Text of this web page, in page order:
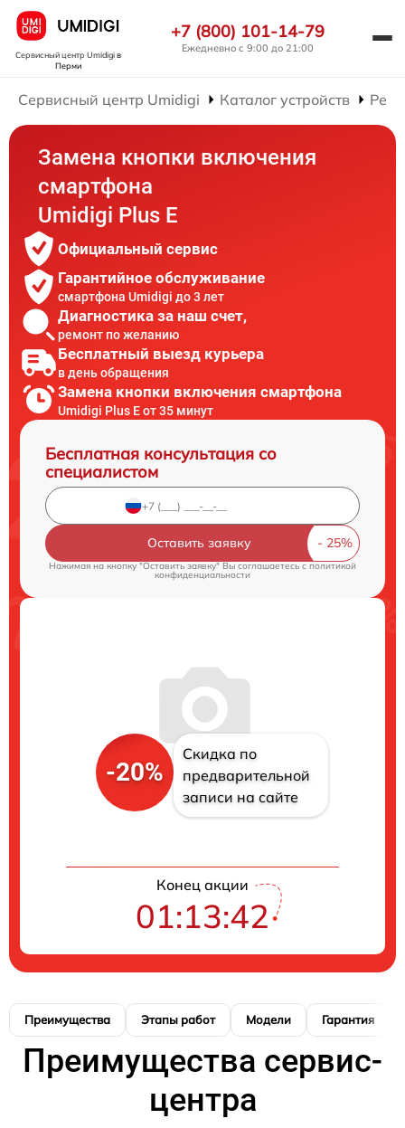
Сервисный центр Umidigiв
Перми
+7 (800) 101-14-79
Ежедневно с 9:00 до 21:00
Сервисный центр Umidigi Каталог устройств
Замена кнопки включения
смартфона
Umidigi Plus E
Официальный сервис
Гарантийное обслуживание
смартфона Umidigi до 3 лет
Диагностика за наш счет,
ремонт по желанию
Бесплатный выезд курьера
в день обращения
Замена кнопки включения смартфона
Umidigi Plus E от 35 минут
Бесплатная консультация со
специалистом
Оставить заявку
Нажимая на кнопку "Оставить заявку" Вы соглашаетесь c политикой
конфиденциальности
-20%
Скидка по
предварительной
записи на сайте
Конец акции
01:13:41
Преимущества Этапы работ Модели Гарантия
Преимущества сервис-
центра